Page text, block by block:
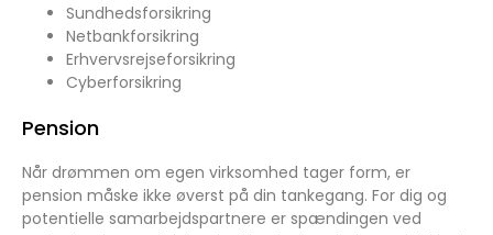
Sundhedsforsikring
Netbankforsikring
Erhvervsrejseforsikring
Cyberforsikring
Pension
Når drømmen om egen virksomhed tager form, er
pension måske ikke øverst på din tankegang. For dig og
potentielle samarbejdspartnere er spændingen ved